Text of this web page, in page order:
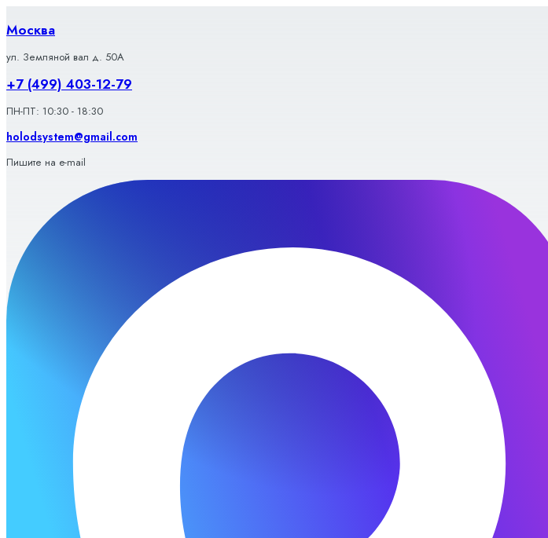
к
содержимому
Москва
ул. Земляной вал д. 50А
+7 (499) 403-12-79
ПН-ПТ: 10:30 - 18:30
holodsystem@gmail.com
Пишите на e-mail